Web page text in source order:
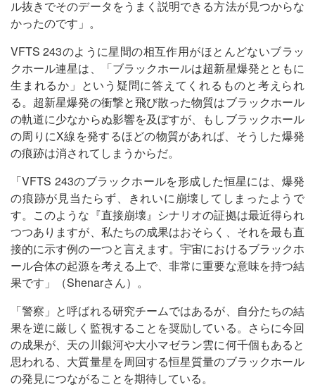
ル抜きでそのデータをうまく説明できる方法が見つからな
かったのです」。
VFTS 243のように星間の相互作用がほとんどないブラッ
クホール連星は、「ブラックホールは超新星爆発とともに
生まれるか」という疑問に答えてくれるものと考えられ
る。超新星爆発の衝撃と飛び散った物質はブラックホール
の軌道に少なからぬ影響を及ぼすが、もしブラックホール
の周りにX線を発するほどの物質があれば、そうした爆発
の痕跡は消されてしまうからだ。
「VFTS 243のブラックホールを形成した恒星には、爆発
の痕跡が見当たらず、きれいに崩壊してしまったようで
す。このような『直接崩壊』シナリオの証拠は最近得られ
つつありますが、私たちの成果はおそらく、それを最も直
接的に示す例の一つと言えます。宇宙におけるブラックホ
ール合体の起源を考える上で、非常に重要な意味を持つ結
果です」（Shenarさん）。
「警察」と呼ばれる研究チームではあるが、自分たちの結
果を逆に厳しく監視することを奨励している。さらに今回
の成果が、天の川銀河や大小マゼラン雲に何千個もあると
思われる、大質量星を周回する恒星質量のブラックホール
の発見につながることを期待している。